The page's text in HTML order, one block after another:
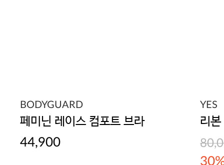
BODYGUARD
페미닌 레이스 컴포트 브라
44,900
YES